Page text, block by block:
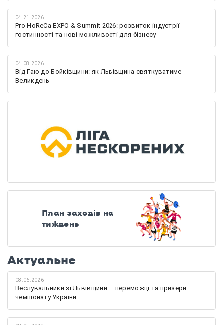
04.21.2026
Pro HoReCa EXPO & Summit 2026: розвиток індустрії
гостинності та нові можливості для бізнесу
04.08.2026
Від Гаю до Бойківщини: як Львівщина святкуватиме
Великдень
План заходів на
тиждень
Актуальне
08.06.2026
Веслувальники зі Львівщини — переможці та призери
чемпіонату України